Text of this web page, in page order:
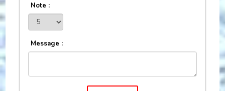
Note :
Message :